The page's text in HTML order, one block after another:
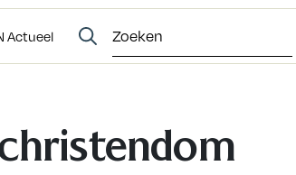
Actueel
Evenementen